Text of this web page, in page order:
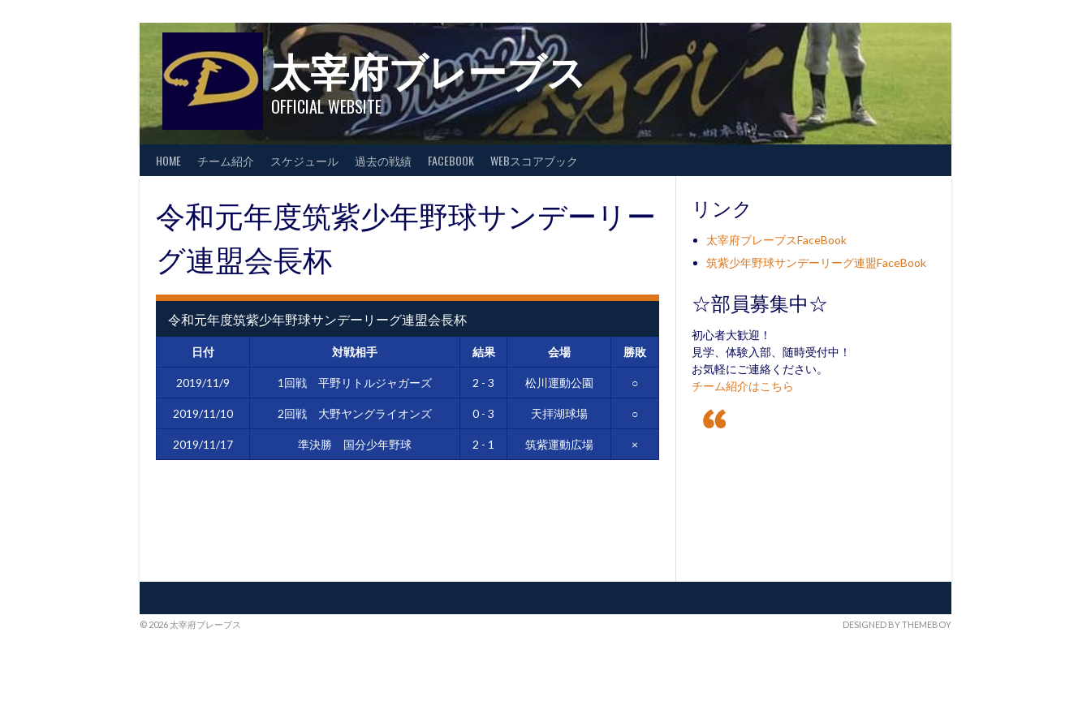
太宰府ブレーブス
OFFICIAL WEBSITE
HOME チーム紹介 スケジュール 過去の戦績 FACEBOOK WEBスコアブック
令和元年度筑紫少年野球サンデーリー
グ連盟会長杯
令和元年度筑紫少年野球サンデーリーグ連盟会長杯
日付 対戦相手 結果 会場 勝敗
2019/11/9 1回戦 平野リトルジャガーズ 2 - 3 松川運動公園 ○
2019/11/10 2回戦 大野ヤングライオンズ 0 - 3 天拝湖球場 ○
2019/11/17 準決勝 国分少年野球 2 - 1 筑紫運動広場 ×
リンク
太宰府ブレーブスFaceBook
筑紫少年野球サンデーリーグ連盟FaceBook
☆部員募集中☆
初心者大歓迎！
見学、体験入部、随時受付中！
お気軽にご連絡ください。
チーム紹介はこちら
© 2026 太宰府ブレーブス DESIGNED BY THEMEBOY